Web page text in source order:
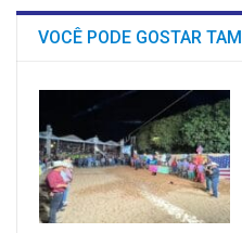
VOCÊ PODE GOSTAR